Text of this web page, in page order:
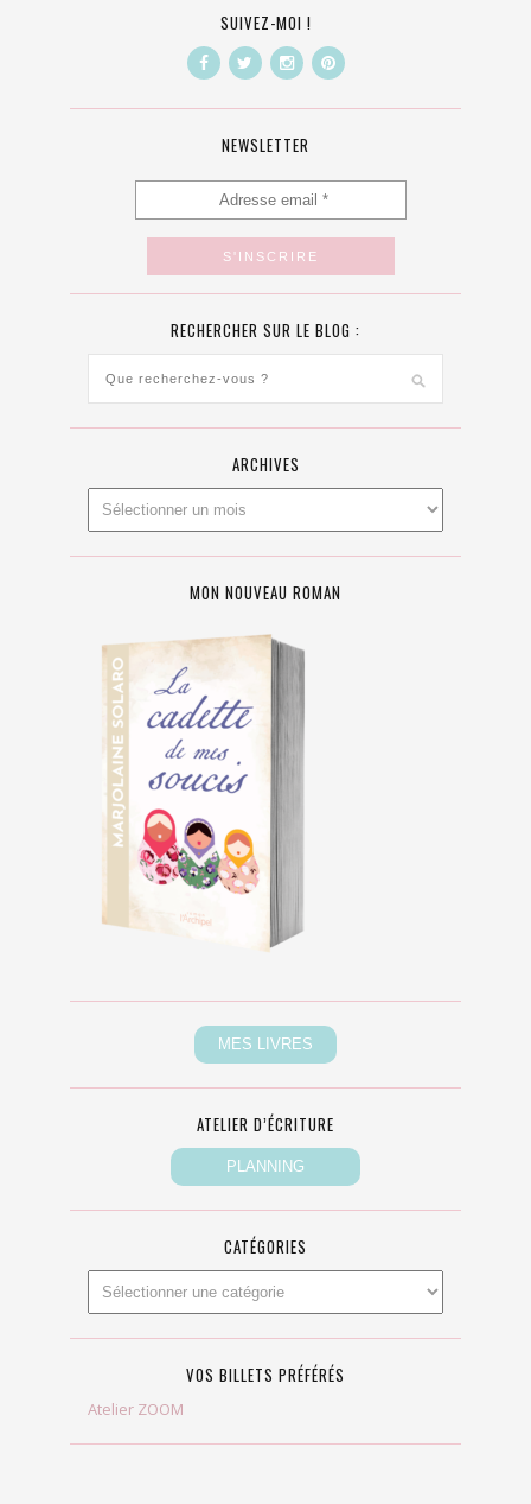
SUIVEZ-MOI !
NEWSLETTER
RECHERCHER SUR LE BLOG :
ARCHIVES
MON NOUVEAU ROMAN
ATELIER D’ÉCRITURE
CATÉGORIES
VOS BILLETS PRÉFÉRÉS
Atelier ZOOM